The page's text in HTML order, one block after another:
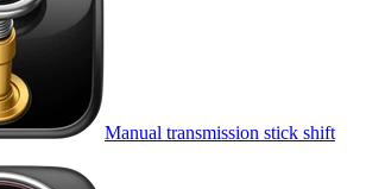
Manual transmission stick shift